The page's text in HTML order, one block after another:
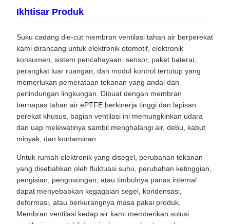
Ikhtisar Produk
Suku cadang die-cut membran ventilasi tahan air berperekat
kami dirancang untuk elektronik otomotif, elektronik
konsumen, sistem pencahayaan, sensor, paket baterai,
perangkat luar ruangan, dan modul kontrol tertutup yang
memerlukan pemerataan tekanan yang andal dan
perlindungan lingkungan. Dibuat dengan membran
bernapas tahan air ePTFE berkinerja tinggi dan lapisan
perekat khusus, bagian ventilasi ini memungkinkan udara
dan uap melewatinya sambil menghalangi air, debu, kabut
minyak, dan kontaminan.
Untuk rumah elektronik yang disegel, perubahan tekanan
yang disebabkan oleh fluktuasi suhu, perubahan ketinggian,
pengisian, pengosongan, atau timbulnya panas internal
dapat menyebabkan kegagalan segel, kondensasi,
deformasi, atau berkurangnya masa pakai produk.
Membran ventilasi kedap air kami memberikan solusi